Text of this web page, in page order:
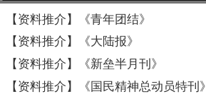
【资料推介】《青年团结》
【资料推介】《大陆报》
【资料推介】《新垒半月刊》
【资料推介】《国民精神总动员特刊》